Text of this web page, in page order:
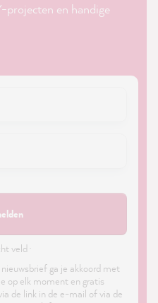
projecten en handige
veld ·
ga je akkoord met
op elk moment en gratis
de link in de e-mail of via de